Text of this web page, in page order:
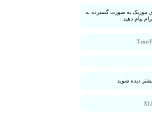
موزیک به صورت گسترده به
پیام دهید :
T.me/
دیده شوید